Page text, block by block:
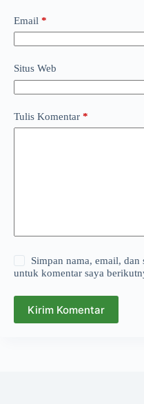
Email *
Situs Web
Tulis Komentar *
Simpan nama, email,
untuk komentar saya
Kirim Komentar